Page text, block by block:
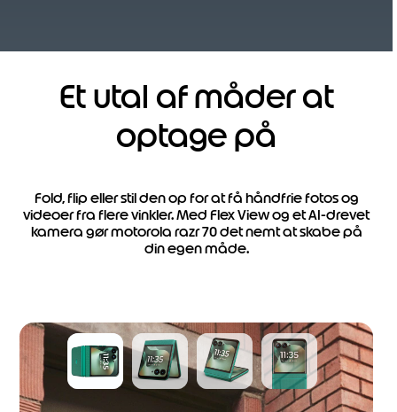
Et utal af måder at
optage på
Fold, flip eller stil den op for at få håndfrie fotos og
videoer fra flere vinkler. Med Flex View og et AI-drevet
kamera gør motorola razr 70 det nemt at skabe på
din egen måde.